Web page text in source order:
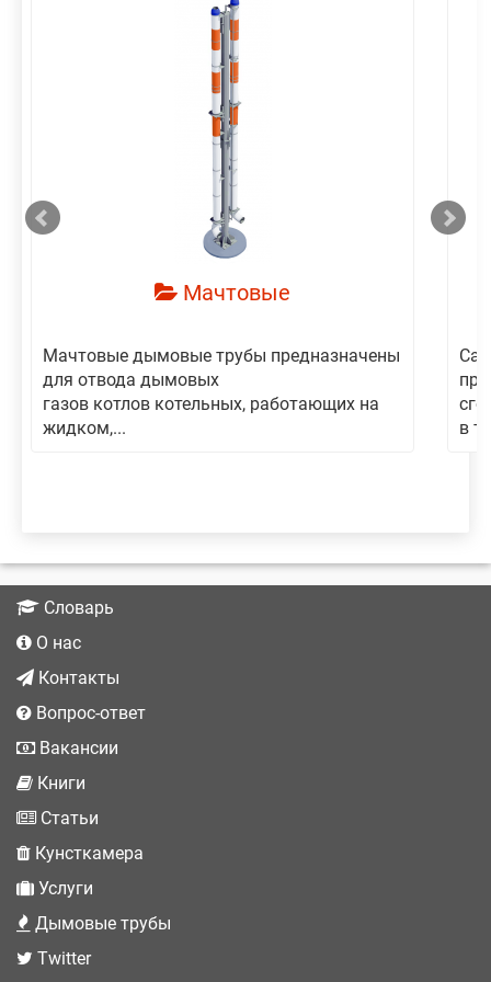
Мачтовые
Мачтовые дымовые трубы предназначены
для отвода дымовых
газов котлов котельных, работающих на
жидком,...
в
Словарь
О нас
Контакты
Вопрос-ответ
Вакансии
Книги
Статьи
Кунсткамера
Услуги
Дымовые трубы
Twitter